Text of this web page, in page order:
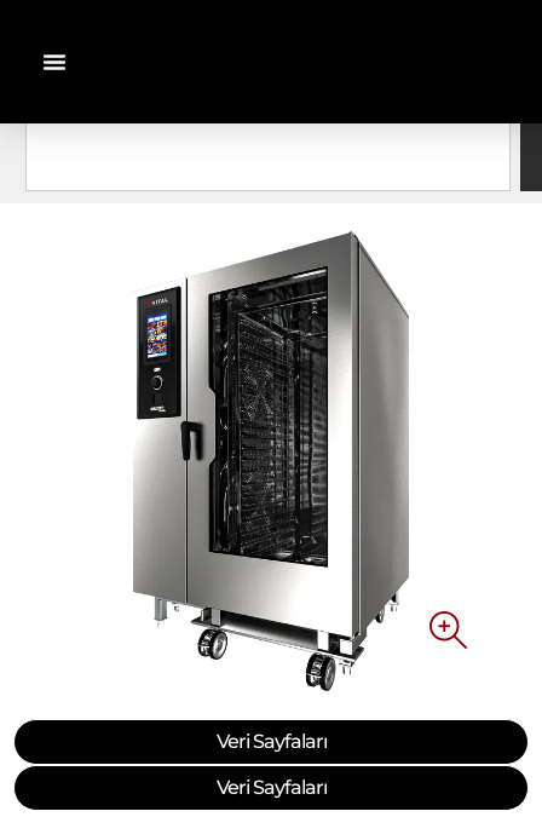
Veri Sayfaları
Veri Sayfaları